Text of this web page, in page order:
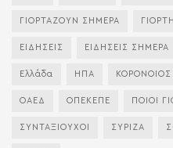
ΓΙΟΡΤΑΖΟΥΝ ΣΗΜΕΡΑ
ΕΙΔΗΣΕΙΣ ΕΙΔΗΣΕΙΣ ΣΗΜΕΡΑ
Ελλάδα ΗΠΑ ΚΟΡΟΝΟΙΟΣ
ΟΑΕΔ ΟΠΕΚΕΠΕ ΠΟΙΟΙ
ΣΥΝΤΑΞΙΟΥΧΟΙ ΣΥΡΙΖΑ